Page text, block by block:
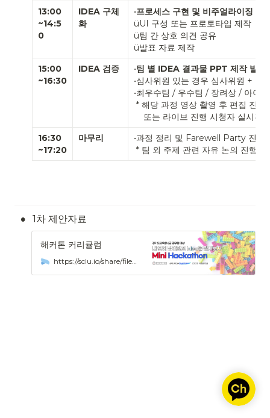
13:00
~14:5
0
IDEA 구체
화
•프로세스 구현 및 비주얼라이징 진
üUI 구성 또는 프로토타입 제작
ü팀 간 상호 의견 공유
ü발표 자료 제작
15:00
~16:30
IDEA 검증 •팀 별 IDEA 결과물 PPT 제작 발표
•심사위원 있는 경우 심사위원 + 참
•최우수팀 / 우수팀 / 장려상 / 아이
또는 라이브 진행 시청자 실시간
16:30
~17:20
마무리
•과정 정리 및 Farewell Party 진행
* 팀 외 주제 관련 자유 논의 진행 (
• 1차 제안자료
해커톤 커리큘럼
https://sclu.io/share/file/fef815dd51fe6a9d